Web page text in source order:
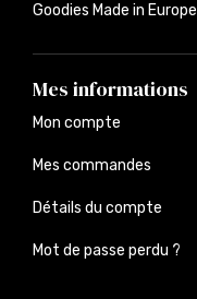
Goodies Made in Europe
Mes informations
Mon compte
Mes commandes
Détails du compte
Mot de passe perdu ?